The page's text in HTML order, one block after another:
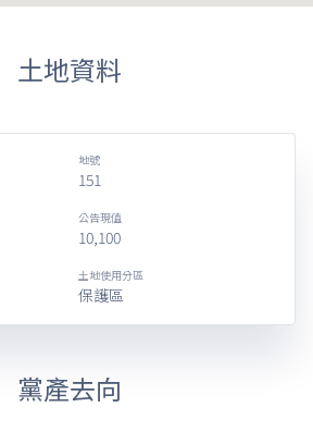
土地資料
地號
151
公告現值
10,100
土地使用分區
保護區
黨產去向